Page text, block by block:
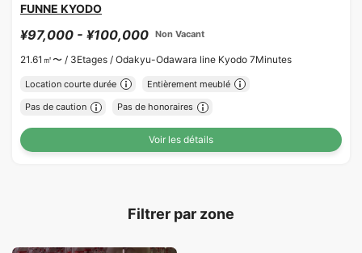
FUNNE KYODO
¥97,000 - ¥100,000 Non Vacant
21.61㎡〜 / 3Etages / Odakyu-Odawara line Kyodo 7Minutes
Location courte durée Entièrement meublé
Pas de caution Pas de honoraires
Voir les détails
Filtrer par zone